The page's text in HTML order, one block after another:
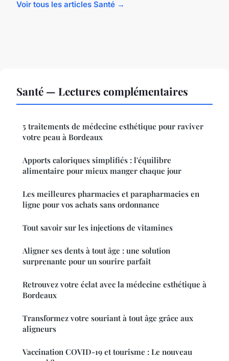
Voir tous les articles Santé →
Santé — Lectures complémentaires
5 traitements de médecine esthétique pour raviver
votre peau à Bordeaux
Apports caloriques simplifiés : l'équilibre
alimentaire pour mieux manger chaque jour
Les meilleures pharmacies et parapharmacies en
ligne pour vos achats sans ordonnance
Tout savoir sur les injections de vitamines
Aligner ses dents à tout âge : une solution
surprenante pour un sourire parfait
Retrouvez votre éclat avec la médecine esthétique à
Bordeaux
Transformez votre souriant à tout âge grâce aux
aligneurs
Vaccination COVID-19 et tourisme : Le nouveau